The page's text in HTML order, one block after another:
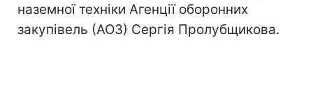
наземної техніки Агенції оборонних
закупівель (АОЗ) Сергія Пролубщикова.